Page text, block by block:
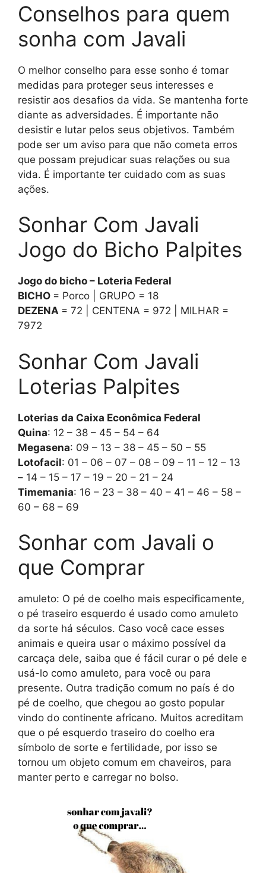
Conselhos para quem
sonha com Javali
O melhor conselho para esse sonho é tomar
medidas para proteger seus interesses e
resistir aos desafios da vida. Se mantenha forte
diante as adversidades. É importante não
desistir e lutar pelos seus objetivos. Também
pode ser um aviso para que não cometa erros
que possam prejudicar suas relações ou sua
vida. É importante ter cuidado com as suas
ações.
Sonhar Com Javali
Jogo do Bicho Palpites
Jogo do bicho – Loteria Federal
BICHO = Porco | GRUPO = 18
DEZENA = 72 | CENTENA = 972 | MILHAR =
7972
Sonhar Com Javali
Loterias Palpites
Loterias da Caixa Econômica Federal
Quina: 12 – 38 – 45 – 54 – 64
Megasena: 09 – 13 – 38 – 45 – 50 – 55
Lotofacil: 01 – 06 – 07 – 08 – 09 – 11 – 12 – 13
– 14 – 15 – 17 – 19 – 20 – 21 – 24
Timemania: 16 – 23 – 38 – 40 – 41 – 46 – 58 –
60 – 68 – 69
Sonhar com Javali o
que Comprar
amuleto: O pé de coelho mais especificamente,
o pé traseiro esquerdo é usado como amuleto
da sorte há séculos. Caso você cace esses
animais e queira usar o máximo possível da
carcaça dele, saiba que é fácil curar o pé dele e
usá-lo como amuleto, para você ou para
presente. Outra tradição comum no país é do
pé de coelho, que chegou ao gosto popular
vindo do continente africano. Muitos acreditam
que o pé esquerdo traseiro do coelho era
símbolo de sorte e fertilidade, por isso se
tornou um objeto comum em chaveiros, para
manter perto e carregar no bolso.